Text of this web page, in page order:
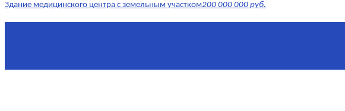
Здание медицинского центра с земельным участком200 000 000 руб.